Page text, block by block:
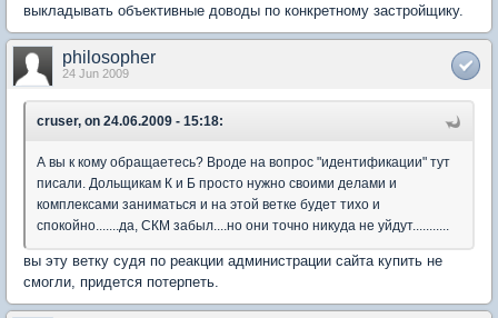
выкладывать объективные доводы по конкретному застройщику.
philosopher
24 Jun 2009
cruser, on 24.06.2009 - 15:18:
А вы к кому обращаетесь? Вроде на вопрос "идентификации" тут
писали. Дольщикам К и Б просто нужно своими делами и
комплексами заниматься и на этой ветке будет тихо и
спокойно.......да, СКМ забыл....но они точно никуда не уйдут...........
вы эту ветку судя по реакции администрации сайта купить не
смогли, придется потерпеть.